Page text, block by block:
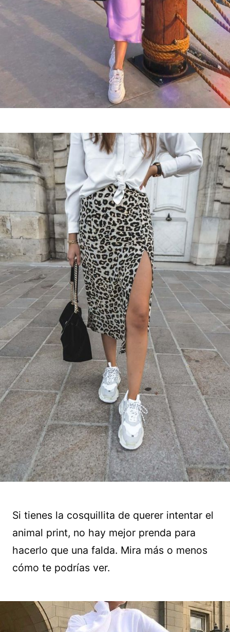
Si tienes la cosquillita de querer intentar el
animal print, no hay mejor prenda para
hacerlo que una falda. Mira más o menos
cómo te podrías ver.